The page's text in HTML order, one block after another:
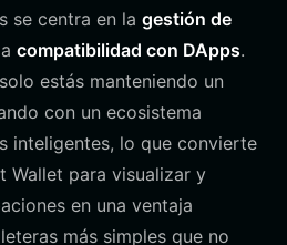
se centra en la gestión de
compatibilidad con DApps.
estás manteniendo un
con un ecosistema
inteligentes, lo que convierte
Wallet para visualizar y
en una ventaja
más simples que no